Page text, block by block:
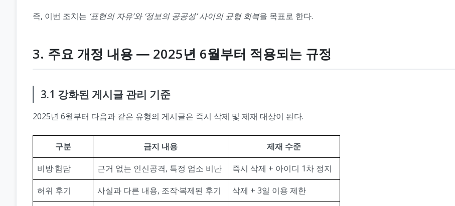
즉, 이번 조치는 ‘표현의 자유’와 ‘정보의 공공성’ 사이의 균형 회복을 목표로 한다.
3. 주요 개정 내용 ― 2025년 6월부터 적용되는 규정
3.1 강화된 게시글 관리 기준
2025년 6월부터 다음과 같은 유형의 게시글은 즉시 삭제 및 제재 대상이 된다.
구분 금지 내용
제재 수준
비방·험담
근거 없는 인신공격, 특정 업소 비난
즉시 삭제 + 아이디 1차 정지
허위 후기
사실과 다른 내용, 조작·복제된 후기
삭제 + 3일 이용 제한